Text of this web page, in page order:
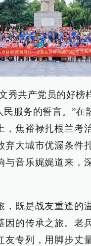
秀共产党员的好榜
民服务的誓言。”在
，焦裕禄扎根兰考
弃大城市优渥条件
与音乐娓娓道来，
，既是战友重逢的
因的传承之旅。老
友专列，用脚步丈